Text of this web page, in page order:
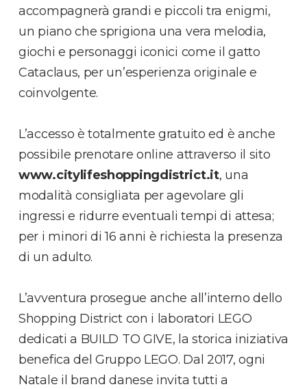
accompagnerà grandi e piccoli tra enigmi,
un piano che sprigiona una vera melodia,
giochi e personaggi iconici come il gatto
Cataclaus, per un’esperienza originale e
coinvolgente.
L’accesso è totalmente gratuito ed è anche
possibile prenotare online attraverso il sito
www.citylifeshoppingdistrict.it, una
modalità consigliata per agevolare gli
ingressi e ridurre eventuali tempi di attesa;
per i minori di 16 anni è richiesta la presenza
di un adulto.
L’avventura prosegue anche all’interno dello
Shopping District con i laboratori LEGO
dedicati a BUILD TO GIVE, la storica iniziativa
benefica del Gruppo LEGO. Dal 2017, ogni
Natale il brand danese invita tutti a